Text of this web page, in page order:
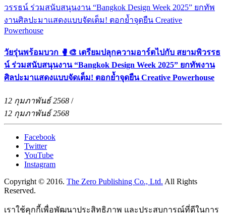
วัยรุ่นพร้อมบวก 🥊🎨 เตรียมปลุกความอาร์ตไปกับ สยามพิวรรธ
น์ ร่วมสนับสนุนงาน “Bangkok Design Week 2025” ยกทัพงาน
ศิลปะมาแสดงแบบจัดเต็ม! ตอกย้ำจุดยืน Creative Powerhouse
12 กุมภาพันธ์ 2568 /
12 กุมภาพันธ์ 2568
Facebook
Twitter
YouTube
Instagram
Copyright © 2016. The Zero Publishing Co., Ltd. All Rights
Reserved.
เราใช้คุกกี้เพื่อพัฒนาประสิทธิภาพ และประสบการณ์ที่ดีในการ